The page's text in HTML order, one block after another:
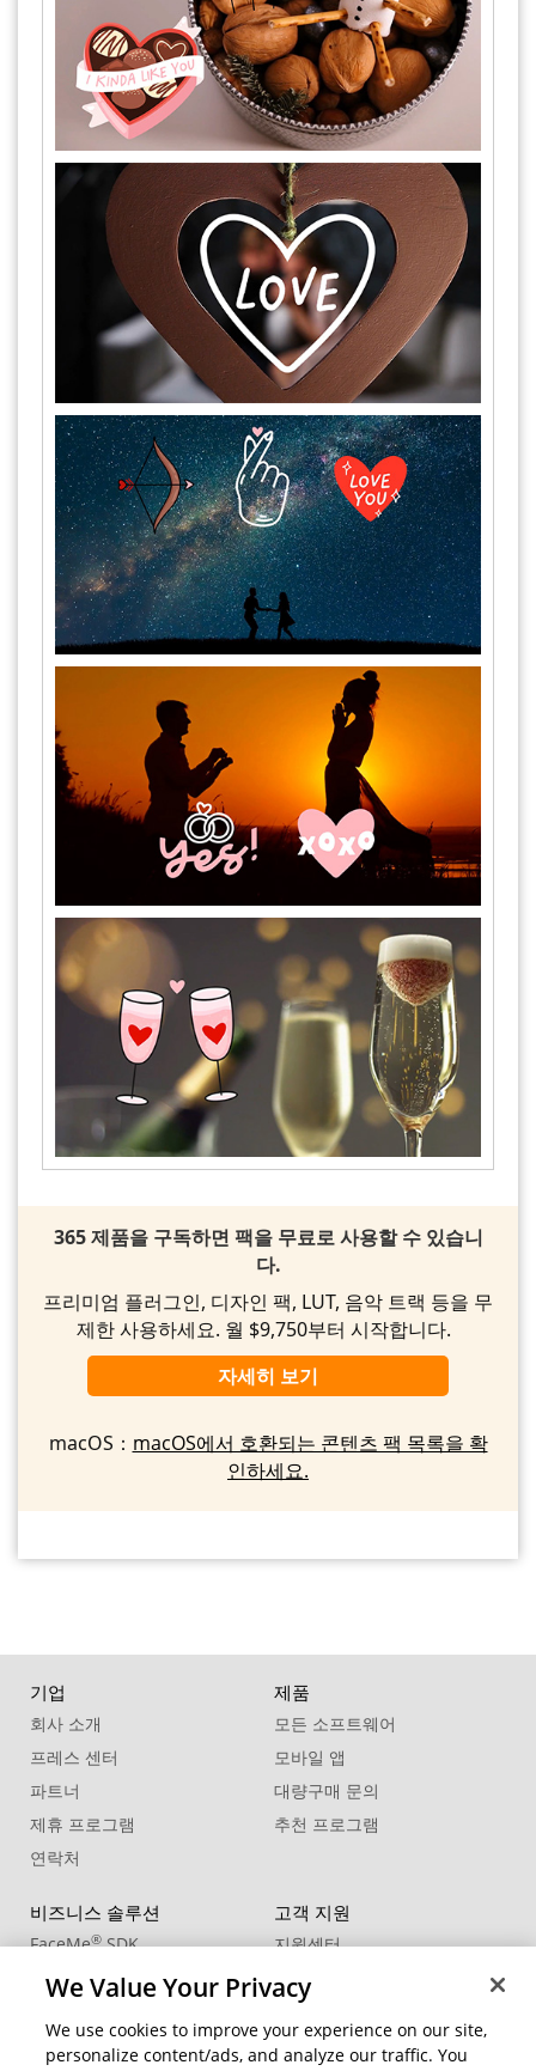
365 제품을 구독하면 팩을 무료로 사용할 수 있습니
다.
프리미엄 플러그인, 디자인 팩, LUT, 음악 트랙 등을 무
제한 사용하세요. 월 $9,750부터 시작합니다.
자세히 보기
macOS： macOS에서 호환되는 콘텐츠 팩 목록을 확
인하세요.
기업
회사 소개
프레스 센터
파트너
제휴 프로그램
연락처
제품
모든 소프트웨어
모바일 앱
대량구매 문의
추천 프로그램
비즈니스 솔루션
FaceMe®SDK
고객 지원
지원센터
제품 업데이트
커뮤니티 지역 변경
We Value Your Privacy
We use cookies to improve your experience on our site,
personalize content/ads, and analyze our traffic. You